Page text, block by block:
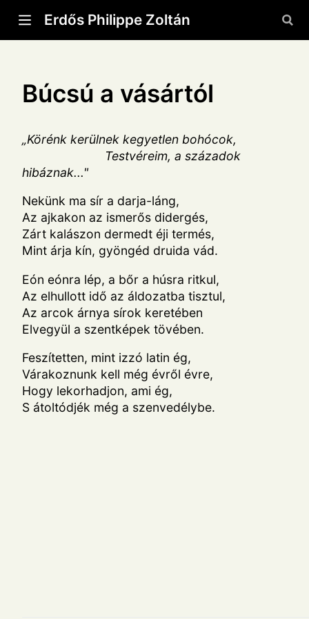
Erdős Philippe Zoltán
Búcsú a vásártól
„Körénk kerülnek kegyetlen bohócok,
Testvéreim, a századok
hibáznak..."
Nekünk ma sír a darja-láng,
Az ajkakon az ismerős didergés,
Zárt kalászon dermedt éji termés,
Mint árja kín, gyöngéd druida vád.
Eón eónra lép, a bőr a húsra ritkul,
Az elhullott idő az áldozatba tisztul,
Az arcok árnya sírok keretében
Elvegyül a szentképek tövében.
Feszítetten, mint izzó latin ég,
Várakoznunk kell még évről évre,
Hogy lekorhadjon, ami ég,
S átoltódjék még a szenvedélybe.